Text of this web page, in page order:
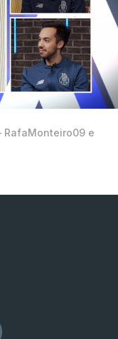
RafaMonteiro09 e